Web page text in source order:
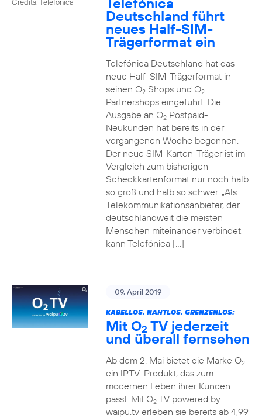
Deutschland führt
neues Half-SIM-
Trägerformat ein
Telefónica Deutschland hat das
neue Half-SIM-Trägerformat in
seinen O2Shops und O2
Partnershops eingeführt. Die
Ausgabe an O2Postpaid-
Neukunden hat bereits in der
vergangenen Woche begonnen.
Der neue SIM-Karten-Träger ist im
Vergleich zum bisherigen
Scheckkartenformat nur noch halb
so groß und halb so schwer. „Als
Telekommunikationsanbieter, der
deutschlandweit die meisten
Menschen miteinander verbindet,
kann Telefónica […]
09. April 2019
KABELLOS, NAHTLOS, GRENZENLOS:
Mit O2 TV jederzeit
und überall fernsehen
Ab dem 2. Mai bietet die Marke O2
ein IPTV-Produkt, das zum
modernen Leben ihrer Kunden
passt: Mit O2TV powered by
waipu.tv erleben sie bereits ab 4,99